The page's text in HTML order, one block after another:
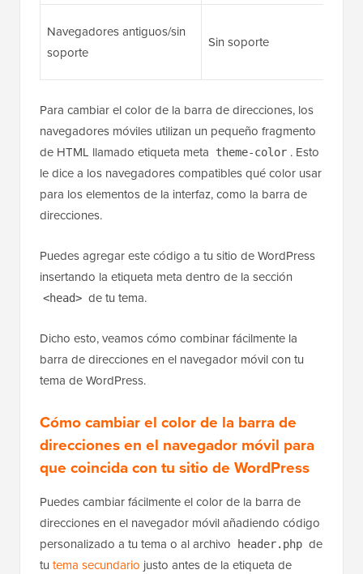
Navegadores antiguos/sin
soporte
Sin soporte
Para cambiar el color de la barra de direcciones, los
navegadores móviles utilizan un pequeño fragmento
de HTML llamado etiqueta meta
theme-color . Esto
le dice a los navegadores compatibles qué color usar
para los elementos de la interfaz, como la barra de
direcciones.
Puedes agregar este código a tu sitio de WordPress
insertando la etiqueta meta dentro de la sección
<head> de tu tema.
Dicho esto, veamos cómo combinar fácilmente la
barra de direcciones en el navegador móvil con tu
tema de WordPress.
Cómo cambiar el color de la barra de
direcciones en el navegador móvil para
que coincida con tu sitio de WordPress
Puedes cambiar fácilmente el color de la barra de
direcciones en el navegador móvil añadiendo código
personalizado a tu tema o al archivo
header.php de
tu tema secundario justo antes de la etiqueta de